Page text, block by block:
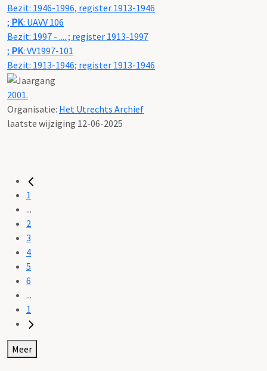
Bezit: 1946-1996, register 1913-1946
; PK: UAVV 106
Bezit: 1997 - .... ; register 1913-1997
; PK: VV1997-101
Bezit: 1913-1946; register 1913-1946
2001.
Organisatie: Het Utrechts Archief
laatste wijziging 12-06-2025
1
...
2
3
4
5
6
...
1
Meer